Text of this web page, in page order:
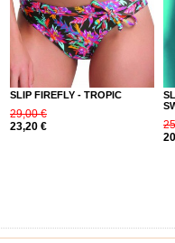
SLIP FIREFLY - TROPIC
29,00 €
23,20 €